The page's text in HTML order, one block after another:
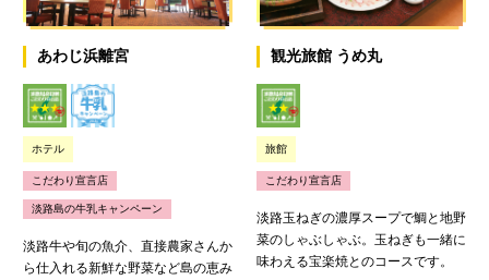
あわじ浜離宮
ホテル
こだわり宣言店
淡路島の牛乳キャンペーン
淡路牛や旬の魚介、直接農家さんか
ら仕入れる新鮮な野菜など島の恵み
観光旅館 うめ丸
旅館
こだわり宣言店
淡路玉ねぎの濃厚スープで鯛と地野
菜のしゃぶしゃぶ。玉ねぎも一緒に
味わえる宝楽焼とのコースです。